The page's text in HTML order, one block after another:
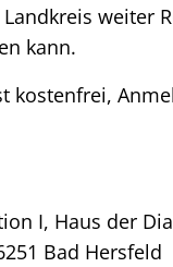
weiter
kann.
kostenfrei,
I, Haus der
Bad Hersfeld